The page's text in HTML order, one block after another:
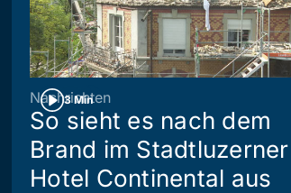
3 Min
Nachrichten
So sieht es nach dem
Brand im Stadtluzerner
Hotel Continental aus